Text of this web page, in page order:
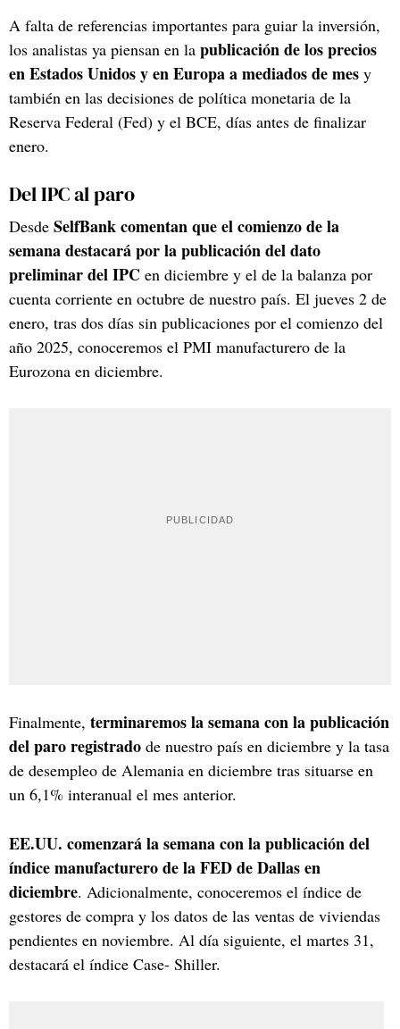
A falta de referencias importantes para guiar la inversión,
los analistas ya piensan en la publicación de los precios
en Estados Unidos y en Europa a mediados de mes y
también en las decisiones de política monetaria de la
Reserva Federal (Fed) y el BCE, días antes de finalizar
enero.
Del IPC al paro
Desde SelfBank comentan que el comienzo de la
semana destacará por la publicación del dato
preliminar del IPC en diciembre y el de la balanza por
cuenta corriente en octubre de nuestro país. El jueves 2 de
enero, tras dos días sin publicaciones por el comienzo del
año 2025, conoceremos el PMI manufacturero de la
Eurozona en diciembre.
Finalmente, terminaremos la semana con la publicación
del paro registrado de nuestro país en diciembre y la tasa
de desempleo de Alemania en diciembre tras situarse en
un 6,1% interanual el mes anterior.
EE.UU. comenzará la semana con la publicación del
índice manufacturero de la FED de Dallas en
diciembre. Adicionalmente, conoceremos el índice de
gestores de compra y los datos de las ventas de viviendas
pendientes en noviembre. Al día siguiente, el martes 31,
destacará el índice Case- Shiller.